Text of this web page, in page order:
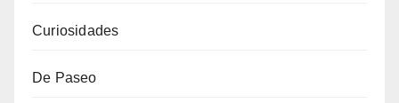
Curiosidades
De Paseo